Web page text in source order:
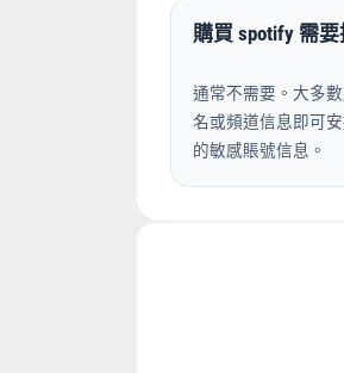
購買 spotify 需
通常不需要。大多
名或頻道信息即可
的敏感賬號信息。